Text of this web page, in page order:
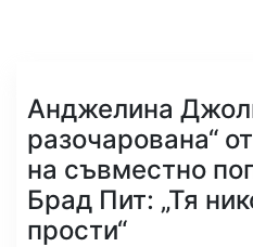
Анджелина
разочарована“
на съвместно
Брад Пит: „Тя
прости“